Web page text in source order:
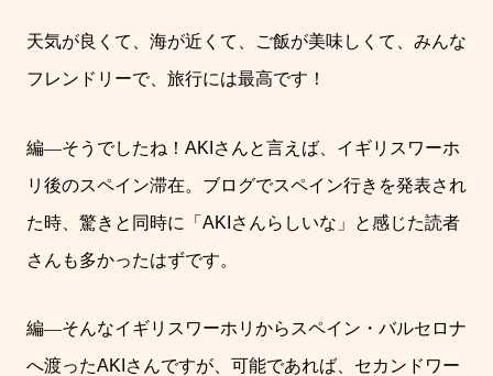
天気が良くて、海が近くて、ご飯が美味しくて、みんな
フレンドリーで、旅行には最高です！
編―そうでしたね！ AKI さんと言えば、イギリスワーホ
リ後のスペイン滞在。ブログでスペイン行きを発表され
た時、驚きと同時に「 AKI さんらしいな」と感じた読者
さんも多かったはずです。
編―そんなイギリスワーホリからスペイン・バルセロナ
へ渡ったAKI さんですが、可能であれば、セカンドワー